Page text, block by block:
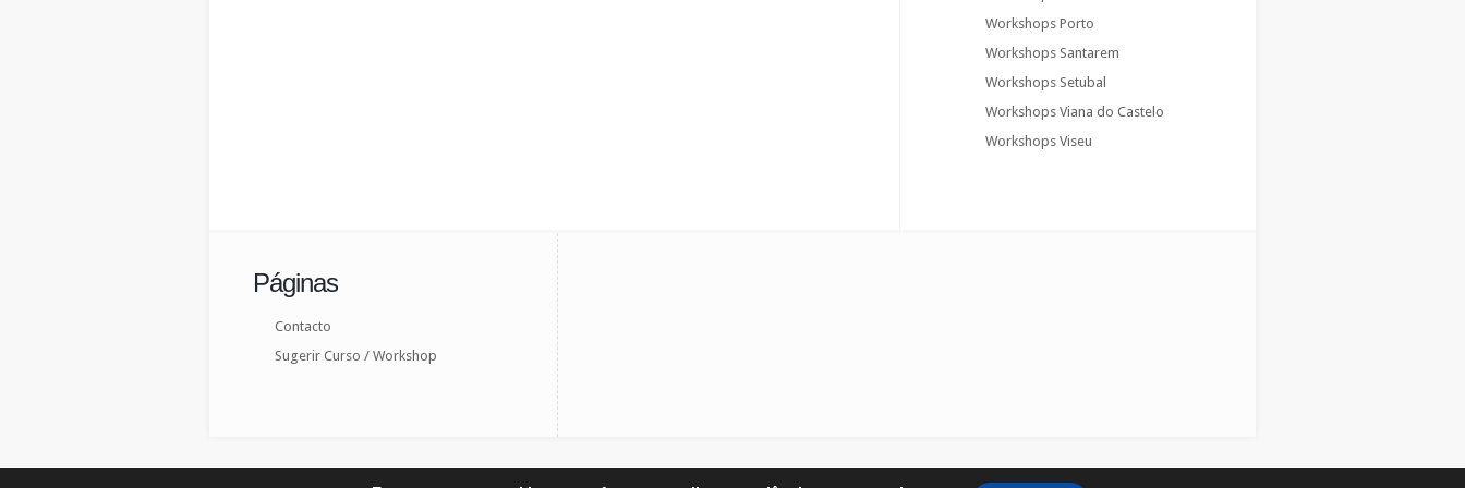
Workshops Porto
Workshops Santarem
Workshops Setubal
Workshops Viana do Castelo
Workshops Viseu
Páginas
Contacto
Sugerir Curso / Workshop